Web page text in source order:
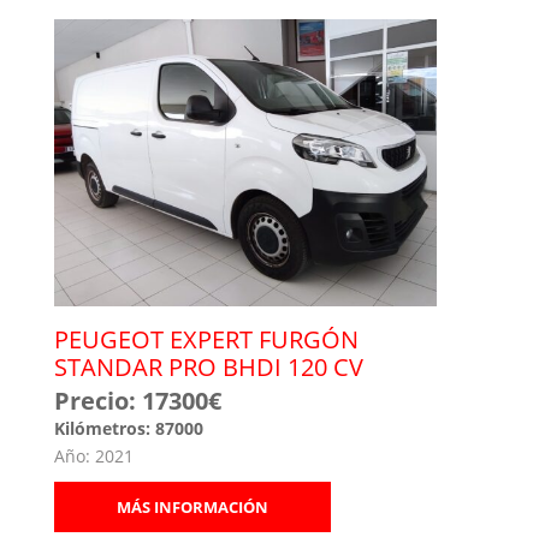
PEUGEOT EXPERT FURGÓN
STANDAR PRO BHDI 120 CV
Precio: 17300€
Kilómetros: 87000
Año: 2021
MÁS INFORMACIÓN